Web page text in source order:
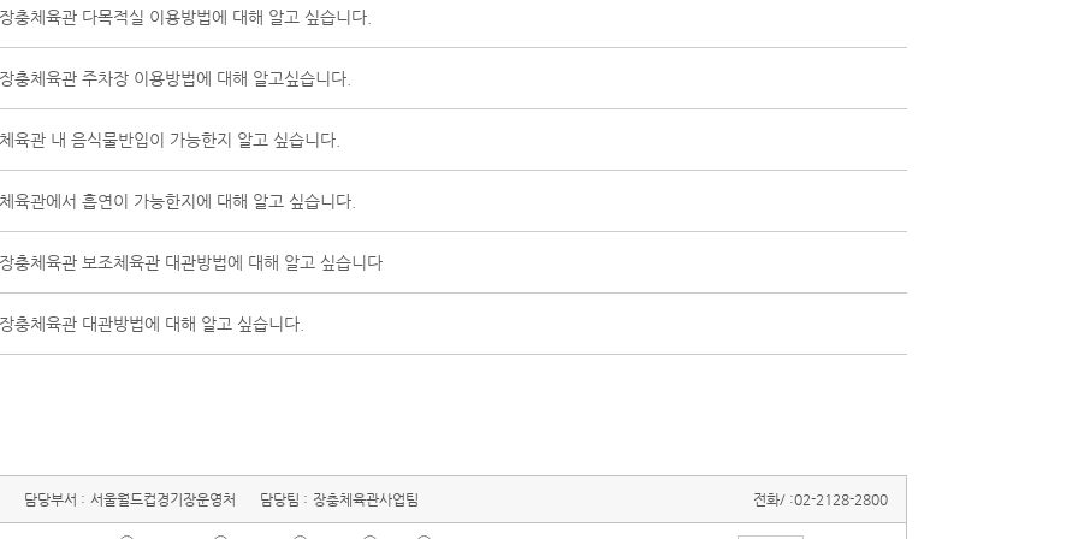
장충체육관 다목적실 이용방법에 대해 알고 싶습니다.
장충체육관 주차장 이용방법에 대해 알고싶습니다.
체육관 내 음식물반입이 가능한지 알고 싶습니다.
체육관에서 흡연이 가능한지에 대해 알고 싶습니다.
장충체육관 보조체육관 대관방법에 대해 알고 싶습니다
장충체육관 대관방법에 대해 알고 싶습니다.
담당부서 : 서울월드컵경기장운영처 담당팀 : 장충체육관사업팀 전화/ :02-2128-2800